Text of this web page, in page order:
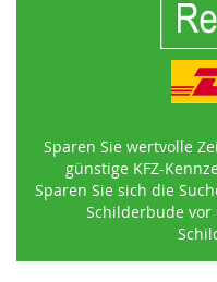
Sparen Sie wertvolle
günstige KFZ-
Sparen Sie sich die
Schilderbude vor